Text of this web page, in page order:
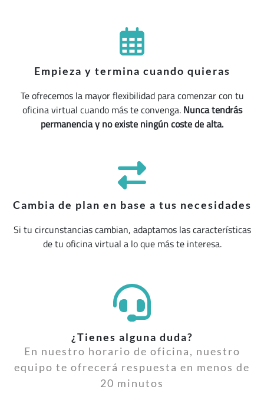
Empieza y termina cuando quieras
Te ofrecemos la mayor flexibilidad para comenzar con tu
oficina virtual cuando más te convenga.Nunca tendrás
permanencia y no existe ningún coste de alta.
Cambia de plan en base a tus necesidades
Si tu circunstancias cambian, adaptamos las características
de tu oficina virtual a lo que más te interesa.
¿Tienes alguna duda?
En nuestro horario de oficina, nuestro
equipo te ofrecerá respuesta en menos de
20 minutos